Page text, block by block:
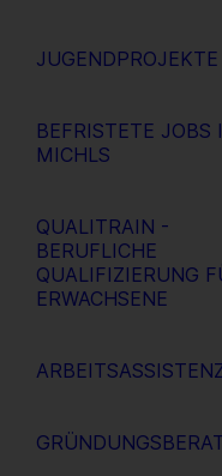
JUGENDPROJEKTE
BEFRISTETE JOBS
MICHLS
QUALITRAIN -
BERUFLICHE
QUALIFIZIERUNG
ERWACHSENE